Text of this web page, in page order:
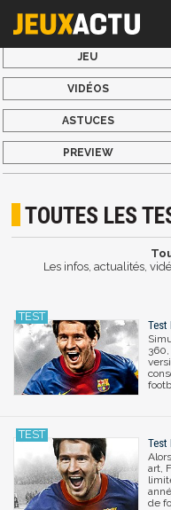
JEU
VIDÉOS
ASTUCES
PREVIEW
TOUTES LES
Les infos, actualités,
Test
Test
art,
de